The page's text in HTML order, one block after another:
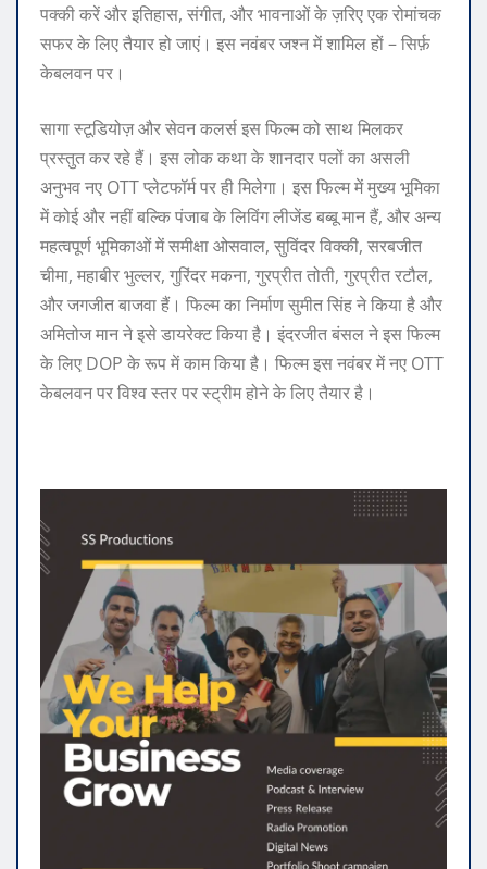
पक्की करें और इतिहास, संगीत, और भावनाओं के ज़रिए एक रोमांचक
सफर के लिए तैयार हो जाएं। इस नवंबर जश्न में शामिल हों – सिर्फ़
केबलवन पर।
सागा स्टूडियोज़ और सेवन कलर्स इस फिल्म को साथ मिलकर
प्रस्तुत कर रहे हैं। इस लोक कथा के शानदार पलों का असली
अनुभव नए OTT प्लेटफॉर्म पर ही मिलेगा। इस फिल्म में मुख्य भूमिका
में कोई और नहीं बल्कि पंजाब के लिविंग लीजेंड बब्बू मान हैं, और अन्य
महत्वपूर्ण भूमिकाओं में समीक्षा ओसवाल, सुविंदर विक्की, सरबजीत
चीमा, महाबीर भुल्लर, गुरिंदर मकना, गुरप्रीत तोती, गुरप्रीत रटौल,
और जगजीत बाजवा हैं। फिल्म का निर्माण सुमीत सिंह ने किया है और
अमितोज मान ने इसे डायरेक्ट किया है। इंदरजीत बंसल ने इस फिल्म
के लिए DOP के रूप में काम किया है। फिल्म इस नवंबर में नए OTT
केबलवन पर विश्व स्तर पर स्ट्रीम होने के लिए तैयार है।